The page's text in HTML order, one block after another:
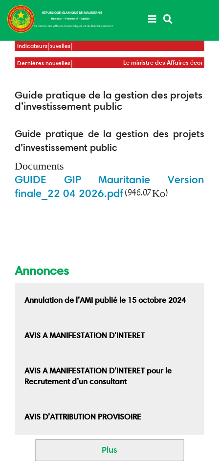
Aller
au
contenu
principal
Dernières nouvelles
Indicateurs
Dernières nouvelles
Le ministre des Affaires
signe un
Guide pratique de la gestion des projets
d’investissement public
Guide pratique de la gestion des projets
d’investissement public
Documents
GUIDE GIP Mauritanie Version
finale_22 04 2026.pdf(946.07 Ko)
Annonces
Annulation de l’AMI publié le 15 octobre 2024
AVIS A MANIFESTATION D’INTERET
AVIS A MANIFESTATION D’INTERET pour le
Recrutement d’un consultant
AVIS D’ATTRIBUTION PROVISOIRE
Plus